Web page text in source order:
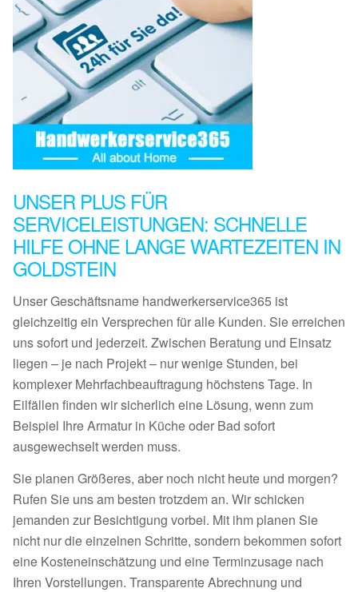
UNSER PLUS FÜR
SERVICELEISTUNGEN: SCHNELLE
HILFE OHNE LANGE WARTEZEITEN IN
GOLDSTEIN
Unser Geschäftsname handwerkerservice365 ist
gleichzeitig ein Versprechen für alle Kunden. Sie erreichen
uns sofort und jederzeit. Zwischen Beratung und Einsatz
liegen – je nach Projekt – nur wenige Stunden, bei
komplexer Mehrfachbeauftragung höchstens Tage. In
Eilfällen finden wir sicherlich eine Lösung, wenn zum
Beispiel Ihre Armatur in Küche oder Bad sofort
ausgewechselt werden muss.
Sie planen Größeres, aber noch nicht heute und morgen?
Rufen Sie uns am besten trotzdem an. Wir schicken
jemanden zur Besichtigung vorbei. Mit ihm planen Sie
nicht nur die einzelnen Schritte, sondern bekommen sofort
eine Kosteneinschätzung und eine Terminzusage nach
Ihren Vorstellungen. Transparente Abrechnung und